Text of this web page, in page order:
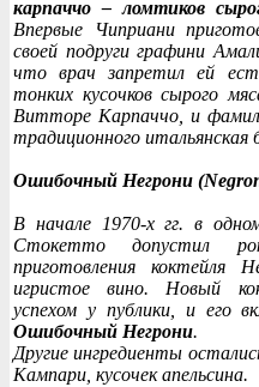
карпаччо – ломтиков
Впервые Чиприани
своей подруги графини
что врач запретил ей
тонких кусочков сырого
Витторе Карпаччо, и
традиционного итальянская
Ошибочный Негрони
В начале 1970-х гг. в
Стокетто допустил
приготовления коктейля
игристое вино. Новый
успехом у публики, и его
Ошибочный Негрони.
Другие ингредиенты
Кампари, кусочек апельсина.